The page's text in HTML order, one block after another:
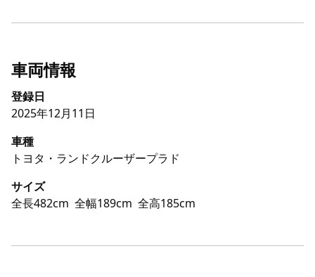
車両情報
登録日
2025年12月11日
車種
トヨタ・ランドクルーザープラド
サイズ
全長482cm 全幅189cm 全高185cm